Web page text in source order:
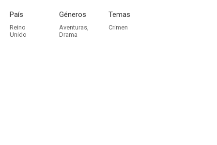
País
Reino
Unido
Géneros
Aventuras,
Drama
Temas
Crimen